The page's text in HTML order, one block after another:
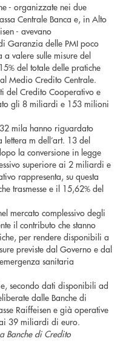
- organizzate nei due
Centrale Banca e, in Alto
- avevano
Garanzia delle PMI poco
valere sulle misure del
del totale delle pratiche
Medio Credito Centrale.
del Credito Cooperativo e
gli 8 miliardi e 153 milioni
mila hanno riguardato
m dell’art. 13 del
la conversione in legge
superiore ai 2 miliardi e
rappresenta, su questa
trasmesse e il 15,62% del
mercato complessivo degli
il contributo che stanno
per rendere disponibili a
previste dal Governo e dal
sanitaria
secondo dati disponibili ad
dalle Banche di
Raiffeisen e già operative
39 miliardi di euro.
Banche di Credito